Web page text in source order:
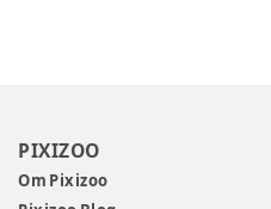
PIXIZOO
Om Pixizoo